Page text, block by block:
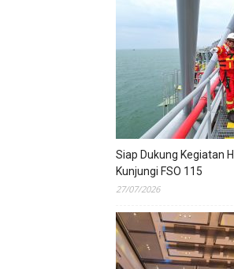
Siap Dukung Kegiatan
Kunjungi FSO 115
27/07/2026